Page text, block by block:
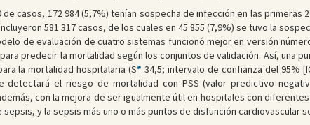
de casos, 172 984 (5,7%) tenían sospecha de infección en las primeras
581 317 casos, de los cuales en 45 855 (7,9%) se tuvo la
de evaluación de cuatro sistemas funcionó mejor en versión
para predecir la mortalidad según los conjuntos de validación. Así, una
la mortalidad hospitalaria (S* 34,5; intervalo de confianza del 95%
detectará el riesgo de mortalidad con PSS (valor predictivo
con la mejora de ser igualmente útil en hospitales con
y la sepsis más uno o más puntos de disfunción cardiovascular